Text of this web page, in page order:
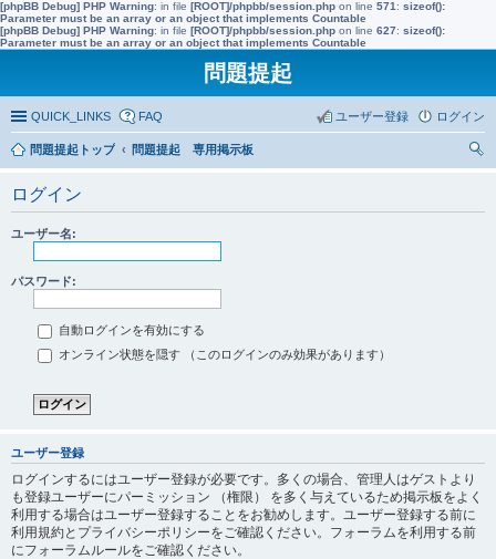
[phpBB Debug] PHP Warning: in file [ROOT]/phpbb/session.php on line 571 : sizeof():
Parameter must be an array or an object that implements Countable
[phpBB Debug] PHP Warning: in file [ROOT]/phpbb/session.php on line 627: sizeof():
Parameter must be an array or an object that implements Countable
問題提起
QUICK_LINKS FAQ ログイン
ユーザー登録
問題提起トップ
問題提起 専用掲示板
ログイン
ユーザー名:
パスワード:
自動ログインを有効にする
オンライン状態を隠す （このログインのみ効果があります）
ユーザー登録
ログインするにはユーザー登録が必要です。多くの場合、管理人はゲストより
も登録ユーザーにパーミッション （権限） を多く与えているため掲示板をよく
利用する場合はユーザー登録することをお勧めします。ユーザー登録する前に
利用規約とプライバシーポリシーをご確認ください。フォーラムを利用する前
にフォーラムルールをご確認ください。